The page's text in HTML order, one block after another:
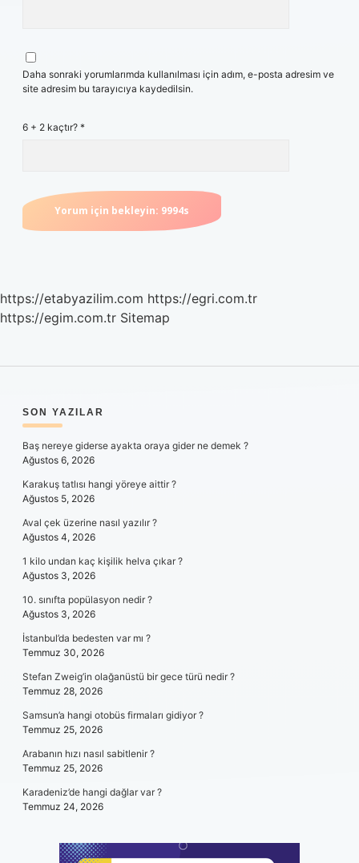
Daha sonraki yorumlarımda kullanılması için adım, e-posta adresim ve
site adresim bu tarayıcıya kaydedilsin.
6 + 2 kaçtır? *
https://etabyazilim.com https://egri.com.tr
https://egim.com.tr Sitemap
SIDEBAR
SON YAZILAR
Baş nereye giderse ayakta oraya gider ne demek ?
Ağustos 6, 2026
Karakuş tatlısı hangi yöreye aittir ?
Ağustos 5, 2026
Aval çek üzerine nasıl yazılır ?
Ağustos 4, 2026
1 kilo undan kaç kişilik helva çıkar ?
Ağustos 3, 2026
10. sınıfta popülasyon nedir ?
Ağustos 3, 2026
İstanbul’da bedesten var mı ?
Temmuz 30, 2026
Stefan Zweig’in olağanüstü bir gece türü nedir ?
Temmuz 28, 2026
Samsun’a hangi otobüs firmaları gidiyor ?
Temmuz 25, 2026
Arabanın hızı nasıl sabitlenir ?
Temmuz 25, 2026
Karadeniz’de hangi dağlar var ?
Temmuz 24, 2026